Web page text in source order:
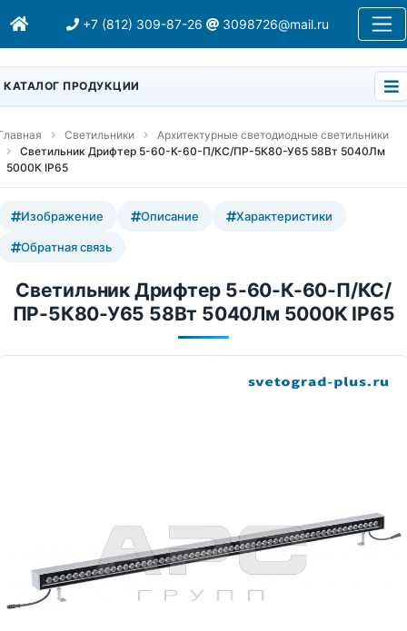
+7 (812) 309-87-26 3098726@mail.ru
КАТАЛОГ ПРОДУКЦИИ
Светильники
Архитектурные светодиодные светильники
Светильник Дрифтер 5-60-К-60-П/КС/ПР-5К80-У65 58Вт 5040Лм
5000К IP65
Изображение Описание Характеристики
Обратная связь
Светильник Дрифтер 5-60-К-60-П/КС/
ПР-5К80-У65 58Вт 5040Лм 5000К IP65